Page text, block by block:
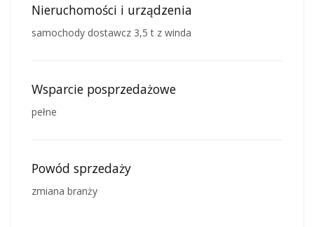
Nieruchomości i urządzenia
samochody dostawcz 3,5 t z winda
Wsparcie posprzedażowe
pełne
Powód sprzedaży
zmiana branży